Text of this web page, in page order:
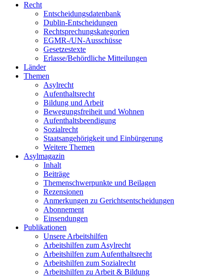
Recht
Entscheidungsdatenbank
Dublin-Entscheidungen
Rechtsprechungskategorien
EGMR-/UN-Ausschüsse
Gesetzestexte
Erlasse/Behördliche Mitteilungen
Länder
Themen
Asylrecht
Aufenthaltsrecht
Bildung und Arbeit
Bewegungsfreiheit und Wohnen
Aufenthaltsbeendigung
Sozialrecht
Staatsangehörigkeit und Einbürgerung
Weitere Themen
Asylmagazin
Inhalt
Beiträge
Themenschwerpunkte und Beilagen
Rezensionen
Anmerkungen zu Gerichtsentscheidungen
Abonnement
Einsendungen
Publikationen
Unsere Arbeitshilfen
Arbeitshilfen zum Asylrecht
Arbeitshilfen zum Aufenthaltsrecht
Arbeitshilfen zum Sozialrecht
Arbeitshilfen zu Arbeit & Bildung